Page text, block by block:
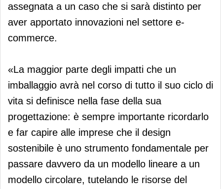
assegnata a un caso che si sarà distinto per
aver apportato innovazioni nel settore e-
commerce.
«La maggior parte degli impatti che un
imballaggio avrà nel corso di tutto il suo ciclo di
vita si definisce nella fase della sua
progettazione: è sempre importante ricordarlo
e far capire alle imprese che il design
sostenibile è uno strumento fondamentale per
passare davvero da un modello lineare a un
modello circolare, tutelando le risorse del